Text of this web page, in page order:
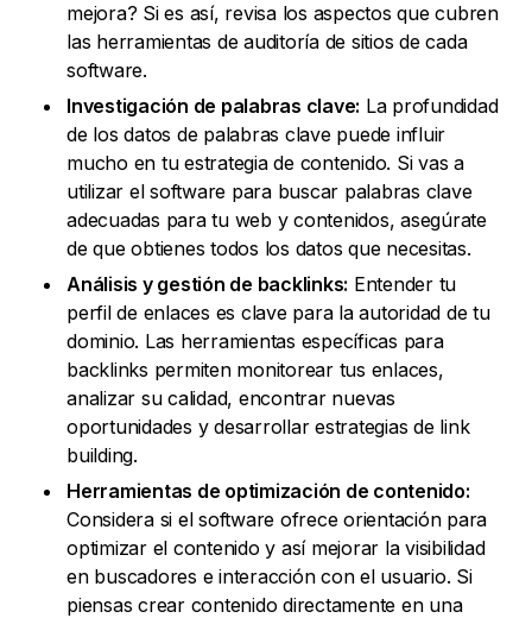
mejora? Si es así, revisa los aspectos que cubren
las herramientas de auditoría de sitios de cada
software.
Investigación de palabras clave: La profundidad
de los datos de palabras clave puede influir
mucho en tu estrategia de contenido. Si vas a
utilizar el software para buscar palabras clave
adecuadas para tu web y contenidos, asegúrate
de que obtienes todos los datos que necesitas.
Análisis y gestión de backlinks: Entender tu
perfil de enlaces es clave para la autoridad de tu
dominio. Las herramientas específicas para
backlinks permiten monitorear tus enlaces,
analizar su calidad, encontrar nuevas
oportunidades y desarrollar estrategias de link
building.
Herramientas de optimización de contenido:
Considera si el software ofrece orientación para
optimizar el contenido y así mejorar la visibilidad
en buscadores e interacción con el usuario. Si
piensas crear contenido directamente en una